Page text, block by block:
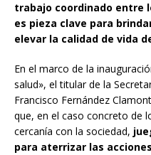
trabajo coordinado entre
es pieza clave para
elevar la calidad de vida
En el marco de la
salud», el titular de la
Francisco Fernández
que, en el caso concreto de
cercanía con la sociedad,
para aterrizar las